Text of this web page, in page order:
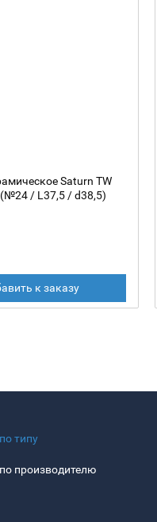
Saturn TW
/ L37,5 / d38,5)
к заказу
типу
производителю